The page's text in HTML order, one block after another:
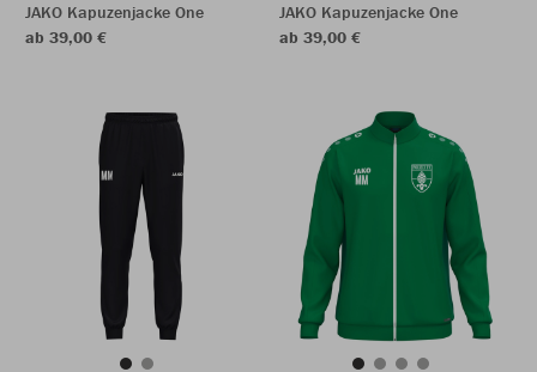
JAKO Kapuzenjacke One
ab 39,00 €
JAKO Kapuzenjacke One
ab 39,00 €